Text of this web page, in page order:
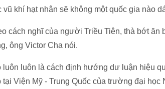
vũ khí hạt nhân sẽ không một quốc gia nào
cách nghĩ của người Triều Tiên, thà bớt ăn
ông Victor Cha nói.
luôn luôn là cách định hướng dư luận hiệu
tại Viện Mỹ - Trung Quốc của trường đại